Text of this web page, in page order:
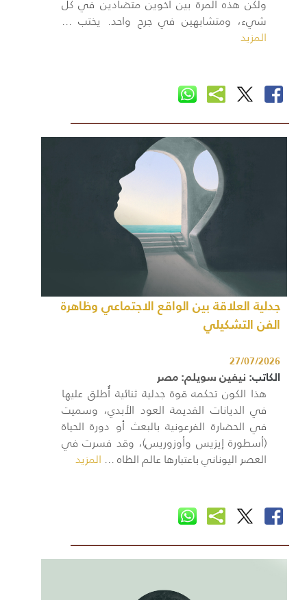
ولكن هذه المرة بين أخوين متضادين في كل
شيء، ومتشابهين في جرح واحد. يختب ...
المزيد
جدلية العلاقة بين الواقع الاجتماعي وظاهرة
الفن التشكيلي
27/07/2026
الكاتب:نيفين سويلم: مصر
هذا الكون تحكمه قوة جدلية ثنائية أُطلق عليها
في الديانات القديمة العود الأبدي، وسميت
في الحضارة الفرعونية بالبعث أو دورة الحياة
(أسطورة إيزيس وأوزوريس)، وقد فسرت في
العصر اليوناني باعتبارها عالم الظاه ...المزيد